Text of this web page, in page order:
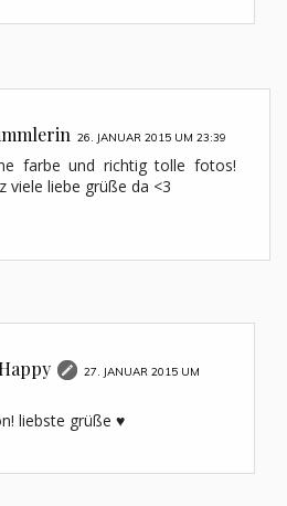
26. JANUAR 2015 UM 23:39
farbe und richtig tolle fotos!
viele liebe grüße da <3
27. JANUAR 2015 UM
liebste grüße ♥